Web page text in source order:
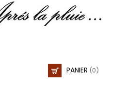
PANIER (0)